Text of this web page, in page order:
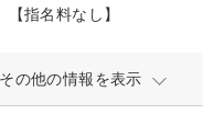
指名料なし】
その他の情報を表示